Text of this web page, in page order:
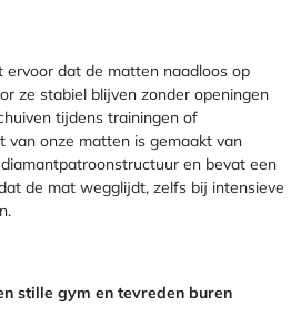
ervoor dat de matten naadloos op
ze stabiel blijven zonder openingen
tijdens trainingen of
van onze matten is gemaakt van
en bevat een
de mat wegglijdt, zelfs bij intensieve
stille gym en tevreden buren